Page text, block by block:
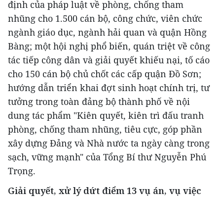
định của pháp luật về phòng, chống tham
nhũng cho 1.500 cán bộ, công chức, viên chức
ngành giáo dục, ngành hải quan và quận Hồng
Bàng; một hội nghị phổ biến, quán triệt về công
tác tiếp công dân và giải quyết khiếu nại, tố cáo
cho 150 cán bộ chủ chốt các cấp quận Đồ Sơn;
hướng dẫn triển khai đợt sinh hoạt chính trị, tư
tưởng trong toàn đảng bộ thành phố về nội
dung tác phẩm "Kiên quyết, kiên trì đấu tranh
phòng, chống tham nhũng, tiêu cực, góp phần
xây dựng Đảng và Nhà nước ta ngày càng trong
sạch, vững mạnh" của Tổng Bí thư Nguyễn Phú
Trọng.
Giải quyết, xử lý dứt điểm 13 vụ án, vụ việc